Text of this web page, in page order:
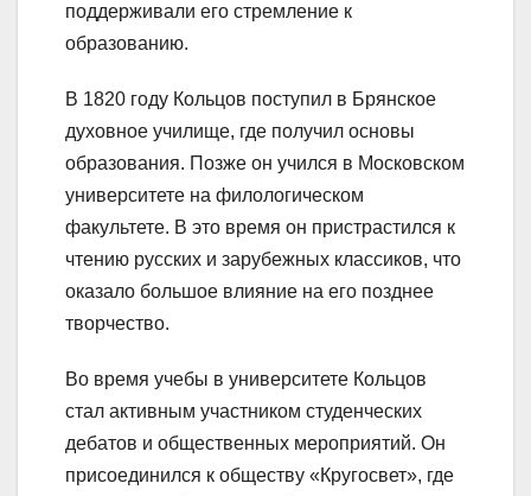
поддерживали его стремление к
образованию.
В 1820 году Кольцов поступил в Брянское
духовное училище, где получил основы
образования. Позже он учился в Московском
университете на филологическом
факультете. В это время он пристрастился к
чтению русских и зарубежных классиков, что
оказало большое влияние на его позднее
творчество.
Во время учебы в университете Кольцов
стал активным участником студенческих
дебатов и общественных мероприятий. Он
присоединился к обществу «Кругосвет», где